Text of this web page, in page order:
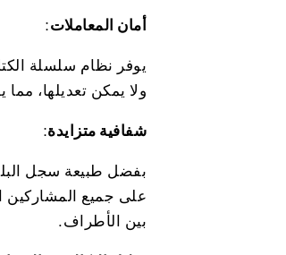
أمان المعاملات:
يوفر نظام سلسلة
ولا يمكن تعديلها،
شفافية متزايدة:
بفضل طبيعة سجل
على جميع المشاركين
بين الأطراف.